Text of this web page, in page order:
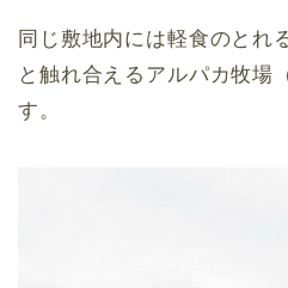
同じ敷地内には軽食のとれ
と触れ合えるアルパカ牧場
す。